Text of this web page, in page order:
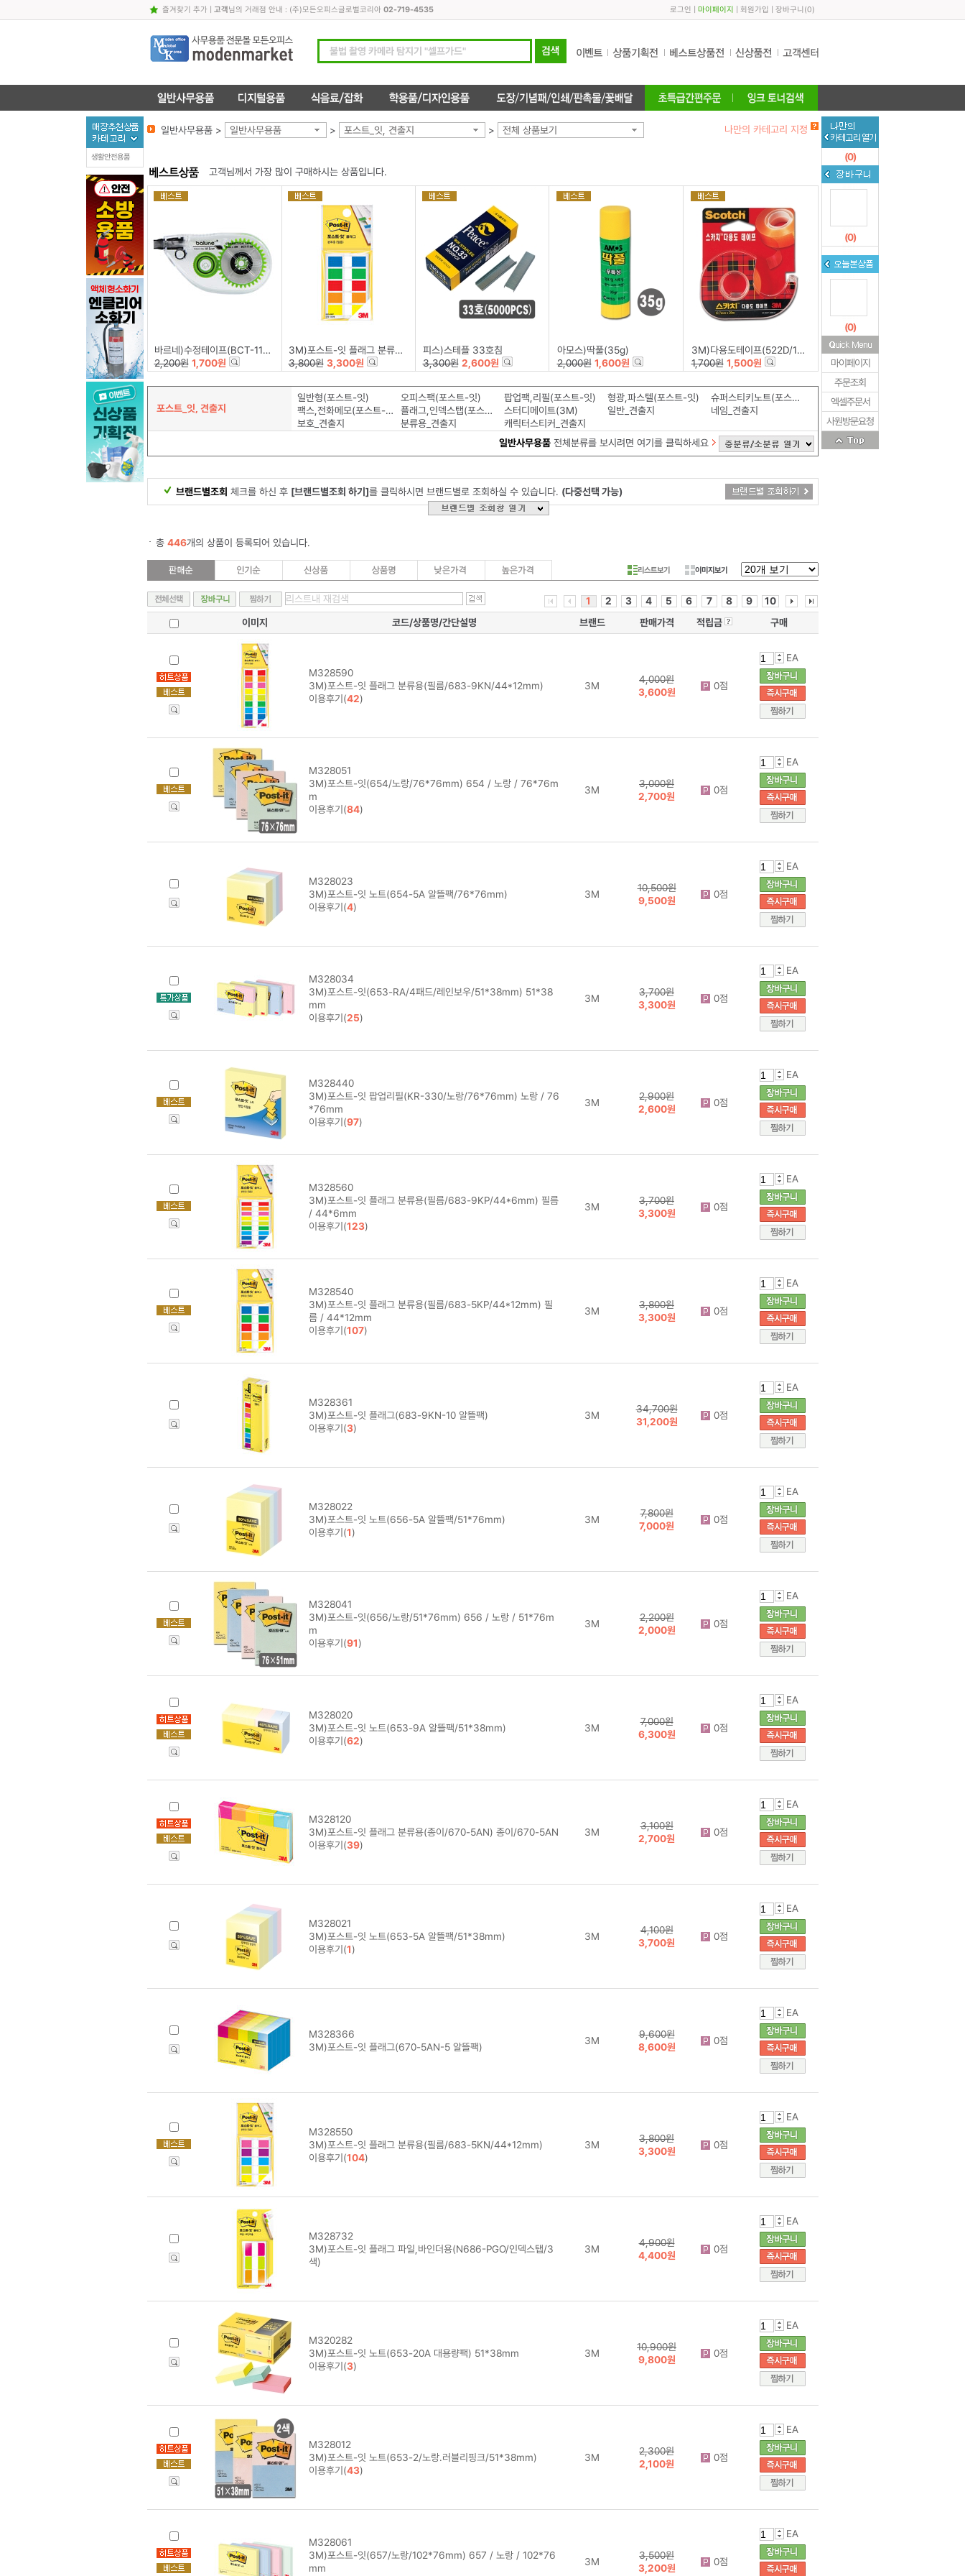
즐겨찾기 추가| 고객님의 거래점 안내 : (주)모든오피스글로벌코리아 02-719-4535 로그인 마이페이지 회원가입 장바구니 (0)
일반사무용품 > 일반사무용품 > 포스트_잇, 견출지 > 전체 상품보기 나만의 카테고리 지정
고객님께서 가장 많이 구매하시는 상품입니다.
바르네)수정테이프(BCT-1158)
2,200원 1,700원
3M)포스트-잇 플래그 분류용(필름/683-5KP/44*12mm)
3,800원 3,300원
피스)스테플 33호침
3,300원 2,600원
아모스)딱풀(35g)
2,000원 1,600원
3M)다용도테이프(522D/12mm*20m)
1,700원 1,500원
포스트_잇, 견출지
일반형(포스트-잇) 오피스팩(포스트-잇) 팝업팩,리필(포스트-잇) 형광,파스텔(포스트-잇)
슈퍼스티키노트(포스트-잇)
팩스,전화메모(포스트-잇)
플래그,인덱스탭(포스트-잇) 스터디메이트(3M) 일반_견출지
네임_견출지
보호_견출지
분류용_견출지
캐릭터스티커_견출지
일반사무용품전체분류를 보시려면 여기를 클릭하세요
브랜드별조회 체크를 하신 후 [브랜드별조회 하기]를 클릭하시면 브랜드별로 조회하실 수 있습니다. (다중선택 가능)
총 446개의 상품이 등록되어 있습니다.
리스트보기 이미지보기
1 2 3 4 5 6 7 8 9
10
이미지
코드/상품명/간단설명 브랜드 판매가격 적립금 구매
M328590
3M)포스트-잇 플래그 분류용(필름/683-9KN/44*12mm)
이용후기(42)
3M
4,000원
3,600원
0점
EA
M328051
3M)포스트-잇(654/노랑/76*76mm) 654 / 노랑 / 76*76m
m
이용후기(84)
3M
3,000원
2,700원
0점
EA
M328023
3M)포스트-잇 노트(654-5A 알뜰팩/76*76mm)
이용후기(4)
3M
10,500원
9,500원
0점
EA
M328034
3M)포스트-잇(653-RA/4패드/레인보우/51*38mm) 51*38
mm
이용후기(25)
3M
3,700원
3,300원
0점
EA
M328440
3M)포스트-잇 팝업리필(KR-330/노랑/76*76mm) 노랑 / 76
*76mm
이용후기(97)
3M
2,900원
2,600원
0점
EA
M328560
3M)포스트-잇 플래그 분류용(필름/683-9KP/44*6mm) 필름
/ 44*6mm
이용후기(123)
3M
3,700원
3,300원
0점
EA
M328540
3M)포스트-잇 플래그 분류용(필름/683-5KP/44*12mm) 필
름 / 44*12mm
이용후기(107)
3M
3,800원
3,300원
0점
EA
M328361
3M)포스트-잇 플래그(683-9KN-10 알뜰팩)
이용후기(3)
3M
34,700원
31,200원
0점
EA
M328022
3M)포스트-잇 노트(656-5A 알뜰팩/51*76mm)
이용후기(1)
3M
7,800원
7,000원
0점
EA
M328041
3M)포스트-잇(656/노랑/51*76mm) 656 / 노랑 / 51*76m
m
이용후기(91)
3M
2,200원
2,000원
0점
EA
M328020
3M)포스트-잇 노트(653-9A 알뜰팩/51*38mm)
이용후기(62)
3M
7,000원
6,300원
0점
EA
M328120
3M)포스트-잇 플래그 분류용(종이/670-5AN) 종이/670-5AN
이용후기(39)
3M
3,100원
2,700원
0점
EA
M328021
3M)포스트-잇 노트(653-5A 알뜰팩/51*38mm)
이용후기(1)
3M
4,100원
3,700원
0점
EA
M328366
3M)포스트-잇 플래그(670-5AN-5 알뜰팩)
3M
9,600원
8,600원
0점
EA
M328550
3M)포스트-잇 플래그 분류용(필름/683-5KN/44*12mm)
이용후기(104)
3M
3,800원
3,300원
0점
EA
M328732
3M)포스트-잇 플래그 파일,바인더용(N686-PGO/인덱스탭/3
색)
3M
4,900원
4,400원
0점
EA
M320282
3M)포스트-잇 노트(653-20A 대용량팩) 51*38mm
이용후기(3)
3M
10,900원
9,800원
0점
EA
M328012
3M)포스트-잇 노트(653-2/노랑.러블리핑크/51*38mm)
이용후기(43)
3M
2,300원
2,100원
0점
EA
M328061
3M)포스트-잇(657/노랑/102*76mm) 657 / 노랑 / 102*76
mm
3M
3,500원
3,200원
0점
EA
생활안전용품 (0)
(0)
(0)
마이페이지
주문조회
엑셀주문서
사원방문요청